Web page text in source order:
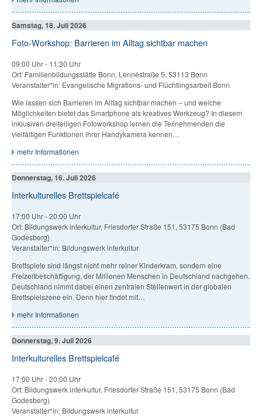
Samstag, 18. Juli 2026
Foto-Workshop: Barrieren im Alltag sichtbar machen
09:00 Uhr- 11:30 Uhr
Ort: Familienbildungsstätte Bonn, Lennéstraße 5, 53113 Bonn
Veranstalter*in: Evangelische Migrations- und Flüchtlingsarbeit Bonn
Wie lassen sich Barrieren im Alltag sichtbar machen – und welche
Möglichkeiten bietet das Smartphone als kreatives Werkzeug? In diesem
inklusiven dreiteiligen Fotoworkshop lernen die Teilnehmenden die
vielfältigen Funktionen ihrer Handykamera kennen…
mehr Informationen
Donnerstag, 16. Juli 2026
Interkulturelles Brettspielcafé
17:00 Uhr-20:00 Uhr
Ort: Bildungswerk interkultur, Friesdorfer Straße 151, 53175 Bonn (Bad
Godesberg)
Veranstalter*in: Bildungswerk interkultur
Brettspiele sind längst nicht mehr reiner Kinderkram, sondern eine
Freizeitbeschäftigung, der Millionen Menschen in Deutschland nachgehen.
Deutschland nimmt dabei einen zentralen Stellenwert in der globalen
Brettspielszene ein. Denn hier findet mit…
mehr Informationen
Donnerstag, 9. Juli 2026
Interkulturelles Brettspielcafé
17:00 Uhr-20:00 Uhr
Ort: Bildungswerk interkultur, Friesdorfer Straße 151, 53175 Bonn (Bad
Godesberg)
Veranstalter*in: Bildungswerk interkultur